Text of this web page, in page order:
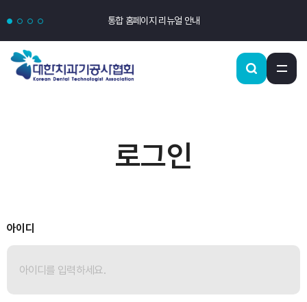
통합 홈페이지 리뉴얼 안내
로그인
아이디